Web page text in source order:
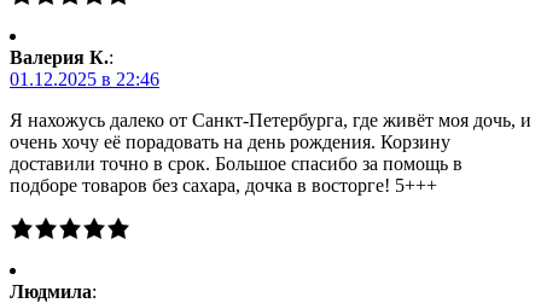
Валерия К.:
01.12.2025 в 22:46
Я нахожусь далеко от Санкт-Петербурга, где живёт моя дочь, и
очень хочу её порадовать на день рождения. Корзину
доставили точно в срок. Большое спасибо за помощь в
подборе товаров без сахара, дочка в восторге! 5+++
Людмила: